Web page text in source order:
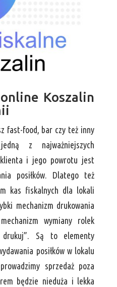
Koszalin
fast-food, bar czy też inny
z najważniejszych
klienta i jego powrotu jest
posiłków. Dlatego też
kas fiskalnych dla lokali
mechanizm drukowania
wymiany rolek
Są to elementy
posiłków w lokalu
sprzedaż poza
będzie nieduża i lekka